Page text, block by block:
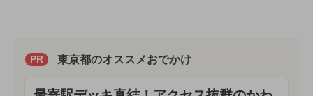
PR 東京都のオススメおでかけ